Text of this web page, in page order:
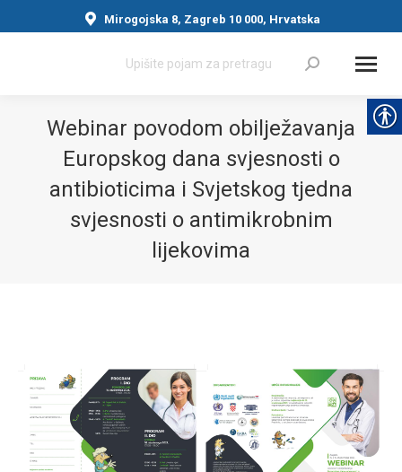
Mirogojska 8, Zagreb 10 000, Hrvatska
Search:
Webinar povodom obilježavanja
Europskog dana svjesnosti o
antibioticima i Svjetskog tjedna
svjesnosti o antimikrobnim
lijekovima